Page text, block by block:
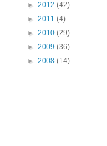
► 2012 (42)
► 2011 (4)
► 2010 (29)
► 2009 (36)
► 2008 (14)